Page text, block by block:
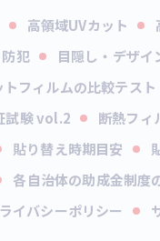
高領域UVカット
防犯 目隠し・デザイ
トフィルムの比較テスト
試験 vol.2 断熱フィ
貼り替え時期目安
各自治体の助成金制度
イバシーポリシー